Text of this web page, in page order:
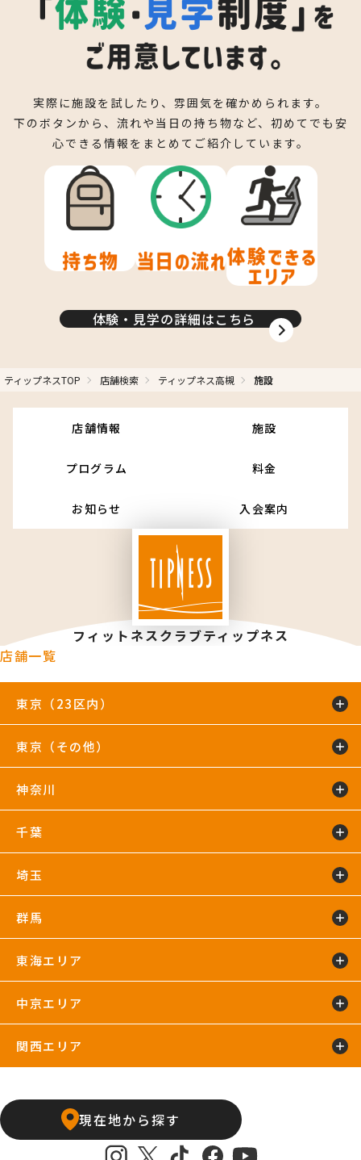
大きな鏡がある広いスペースで自由に運動をお楽しみくだ
お風呂でゆっくりリラックス
シャワー
実際に施設を試したり、雰囲気を確かめられます。
下のボタンから、流れや当日の持ち物など、初めてでも安
心できる情報をまとめてご紹介しています。
体験・見学の詳細はこちら
ティップネスTOP 店舗検索 ティップネス高槻 施設
店舗情報 施設
プログラム 料金
お知らせ 入会案内
フィットネスクラブティップネス
店舗一覧
東京（23区内）
綾瀬店 TIP.X TOKYO 池袋
大泉学園24hours
五反田24hours
下井草店新小岩店東武練馬24hours中野24hours
練馬24hours
東京（その他）
吉祥寺24hours
神奈川
千葉
蘇我24hours
埼玉
イオンモール川口店
群馬
東海エリア
浜松葵東24hours
中京エリア
関西エリア
石橋阪大前24hours京橋店高槻24hours
塚口24hours天王寺店武庫之荘24hours
現在地から探す